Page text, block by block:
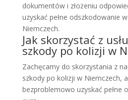
dokumentów i złożeniu
uzyskać pełne odszkodowanie
Niemczech.
Jak skorzystać z
szkody po kolizji w
Zachęcamy do skorzystania z
szkody po kolizji w Niemczech,
bezproblemowo uzyskać pełne